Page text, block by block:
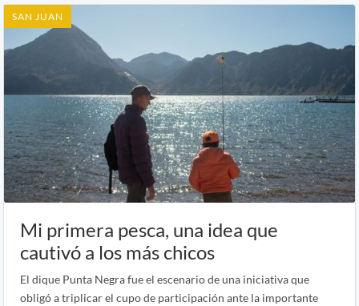
SAN JUAN
Mi primera pesca, una idea que
cautivó a los más chicos
El dique Punta Negra fue el escenario de una iniciativa que
obligó a triplicar el cupo de participación ante la importante